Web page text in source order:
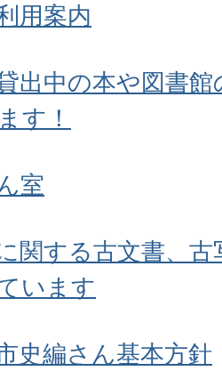
用案内
出中の本や図書
す！
室
関する古文書、
います
史編さん基本方針